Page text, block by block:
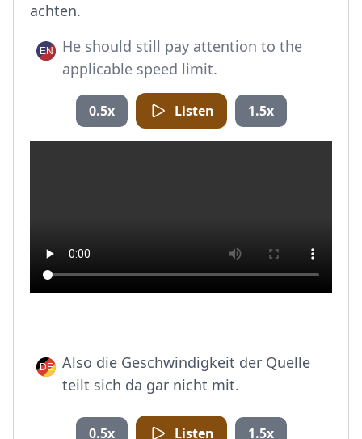
achten.
He should still pay attention to the
applicable speed limit.
0.5x Listen 1.5x
Also die Geschwindigkeit der Quelle
teilt sich da gar nicht mit.
0.5x Listen 1.5x